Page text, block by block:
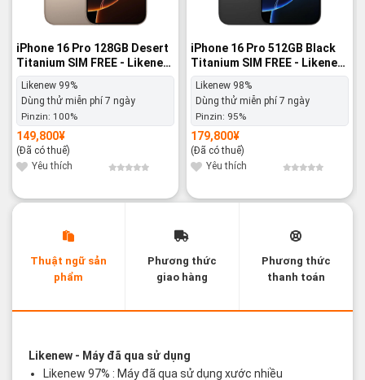
iPhone 16 Pro 128GB Desert
Titanium SIM FREE - Likenew
99%
Likenew 99%
Dùng thử miễn phí 7 ngày
Pinzin: 100%
149,800¥
(Đã có thuế)
Yêu thích
iPhone 16 Pro 512GB Black
Titanium SIM FREE - Likenew
98%
Likenew 98%
Dùng thử miễn phí 7 ngày
Pinzin: 95%
179,800¥
(Đã có thuế)
Yêu thích
Thuật ngữ sản
phẩm
Phương thức
giao hàng
Phương thức
thanh toán
Likenew- Máy đã qua sử dụng
Likenew 97% : Máy đã qua sử dụng xước nhiều